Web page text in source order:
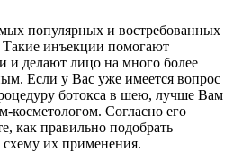
популярных и востребованных
Такие инъекции помогают
и делают лицо на много более
Если у Вас уже имеется вопрос
ботокса в шею, лучше Вам
косметологом. Согласно его
как правильно подобрать
их применения.